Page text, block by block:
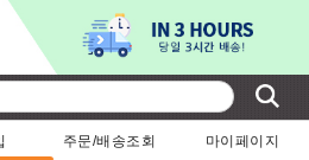
주문/배송조회 마이페이지